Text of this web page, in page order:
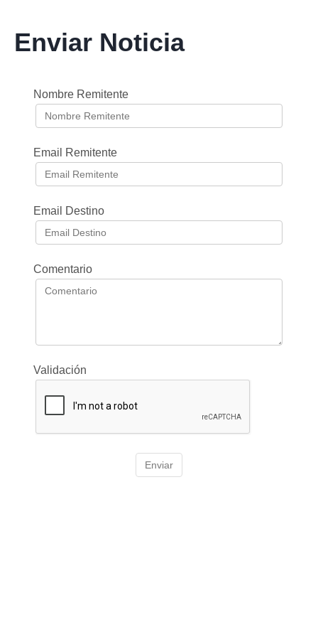
Enviar Noticia
Nombre Remitente
Email Remitente
Email Destino
Comentario
Validación